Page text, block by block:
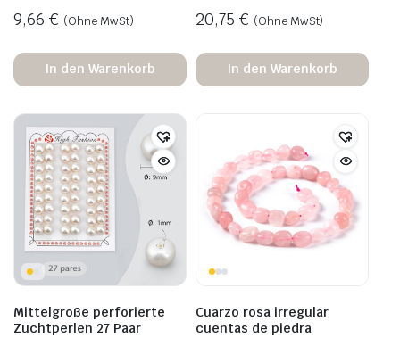
9,66 € (Ohne MwSt)
In den Warenkorb
20,75 € (Ohne MwSt)
In den Warenkorb
Mittelgroße perforierte
Zuchtperlen 27 Paar
Cuarzo rosa irregular
cuentas de piedra